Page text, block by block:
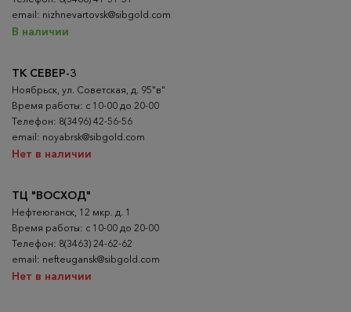
ТК СЕВЕР-3
Ноябрьск, ул. Советская, д. 95"в"
Время работы: с 10-00 до 20-00
Телефон: 8(3496) 42-56-56
email: noyabrsk@sibgold.com
Нет в наличии
ТЦ "ВОСХОД"
Нефтеюганск, 12 мкр. д. 1
Время работы: с 10-00 до 20-00
Телефон: 8(3463) 24-62-62
email: nefteugansk@sibgold.com
Нет в наличии
email: nizhnevartovsk@sibgold.com
В наличии